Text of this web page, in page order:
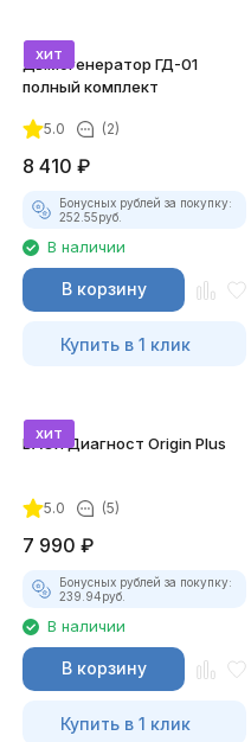
хит
Дымогенератор ГД-01
полный комплект
5.0 (2)
8 410 ₽
Бонусных рублей за покупку:
252.55руб.
В наличии
В корзину
Купить в 1 клик
хит
ВАСЯ Диагност Origin Plus
5.0 (5)
7 990 ₽
Бонусных рублей за покупку:
239.94руб.
В наличии
В корзину
Купить в 1 клик